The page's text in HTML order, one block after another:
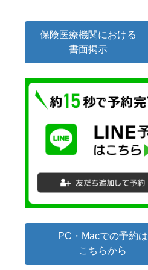
保険医療機関における
書面掲示
PC・Macでの予約は
こちらから